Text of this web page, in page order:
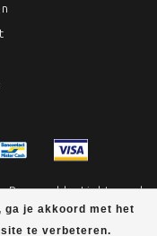
ga je akkoord met het
te verbeteren.
Powered byLightspeed